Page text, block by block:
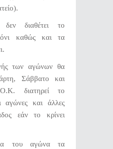
διαθέτει το
καθώς και τα
των αγώνων θα
Σάββατο και
διατηρεί το
αγώνες και άλλες
εάν το κρίνει
του αγώνα τα